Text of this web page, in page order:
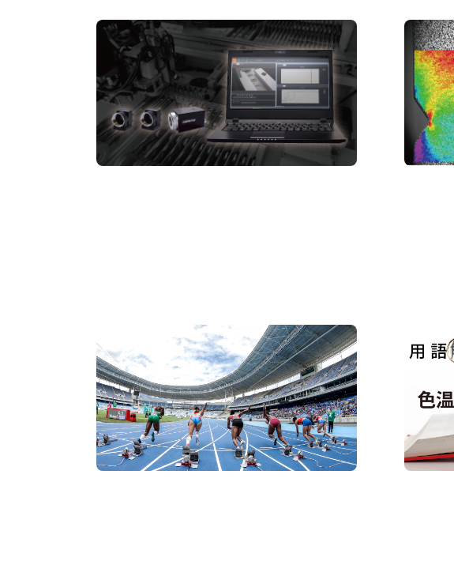
ハイスピードカメラが異常検知して自動
撮影｜ドラレコでは解決できないチョコ
停や生産ラインの異常究明
可視化 #解析#試験・測定
複合
ラの活
可視化
スポーツ研究とハイスピードカメラ
スポーツ 可視化 #人体#研究・開発#解析#試験・測定
用語解